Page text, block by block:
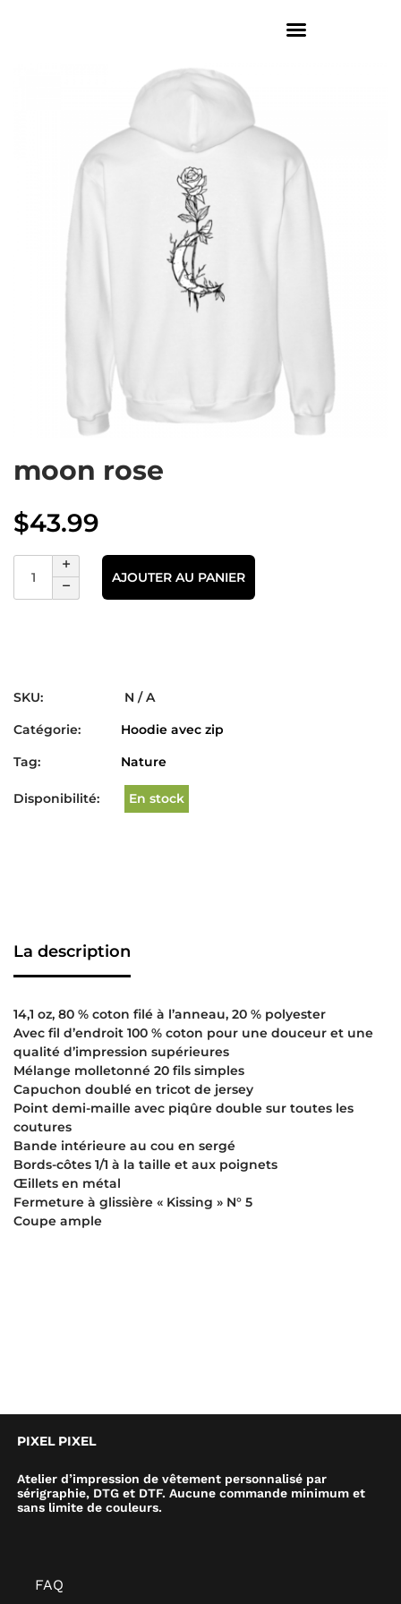
moon rose
$43.99
AJOUTER AU PANIER
SKU:
N / A
Catégorie:
Hoodie avec zip
Tag:
Nature
Disponibilité: En stock
La description
14,1 oz, 80 % coton filé à l’anneau, 20 % polyester
Avec fil d’endroit 100 % coton pour une douceur et une
qualité d’impression supérieures
Mélange molletonné 20 fils simples
Capuchon doublé en tricot de jersey
Point demi-maille avec piqûre double sur toutes les
coutures
Bande intérieure au cou en sergé
Bords-côtes 1/1 à la taille et aux poignets
Œillets en métal
Fermeture à glissière « Kissing » N° 5
Coupe ample
PIXEL PIXEL
Atelier d’impression de vêtement personnalisé par
sérigraphie, DTG et DTF. Aucune commande minimum et
sans limite de couleurs.
FAQ